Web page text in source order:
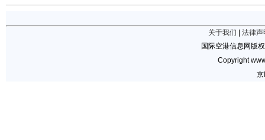
关于我们
法律声
国际空港信息网版
Copyright